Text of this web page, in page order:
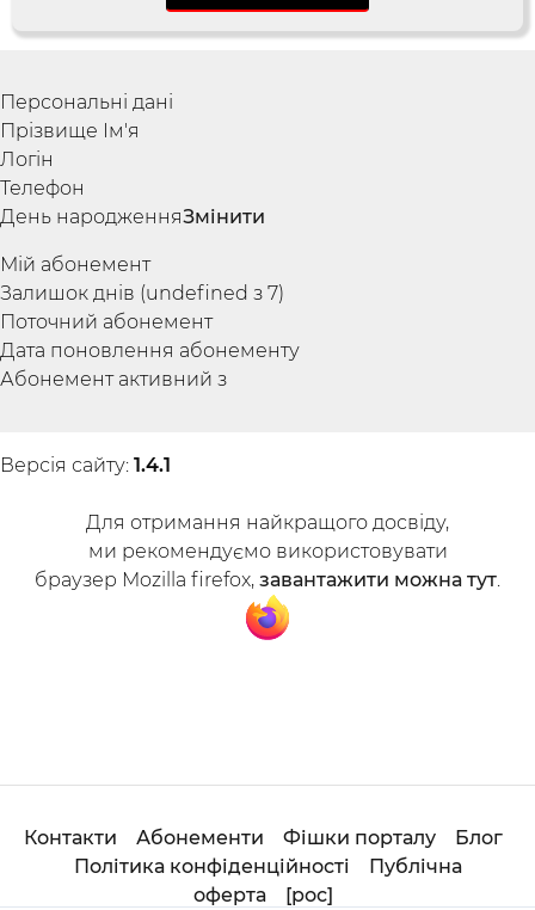
Українська
Персональні дані
Прізвище Ім'я
Логін
Телефон
День народженняЗмінити
Мій абонемент
Залишок днів (undefined з 7)
Поточний абонемент
Дата поновлення абонементу
Абонемент активний з
Версія сайту: 1.4.1
Для отримання найкращого досвіду,
ми рекомендуємо використовувати
браузер Mozilla firefox, завантажити можна тут.
Контакти Абонементи Фішки порталу
Блог
Політика конфіденційності
Публічна
оферта
[рос]